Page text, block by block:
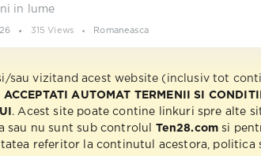
in lume
315 Views Romaneasca
sau vizitand acest website (inclusiv tot
ACCEPTATI AUTOMAT TERMENII SI
. Acest site poate contine linkuri spre alte
sau nu sunt sub controlul Ten28.com si
referitor la continutul acestora, politica